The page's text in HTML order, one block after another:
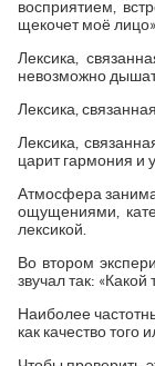
восприятием,
щекочет моё
Лексика,
невозможно
Лексика,
Лексика,
царит гармония и
Атмосфера
ощущениями,
лексикой.
Во втором
звучал так:
Наиболее
как качество